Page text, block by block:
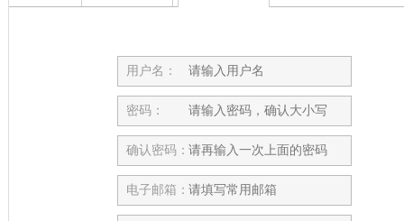
用户名：
密码：
确认密码：
电子邮箱：